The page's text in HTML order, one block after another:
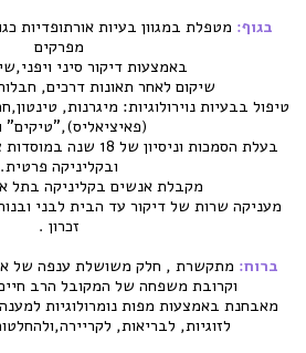
בגוף:
מפרקים
באמצעות דיקור סיני
שיקום לאחר תאונות דרכים,
(פאיציאליס),"טיקים"
ובקליניקה פרטית.
מקבלת אנשים בקליניקה בתל
זכרון .
ברוח:
וקרובת משפחה של המקובל הרב
לזוגיות, לבריאות,